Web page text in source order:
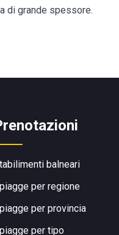
di grande spessore.
balneari
per regione
per provincia
per tipo